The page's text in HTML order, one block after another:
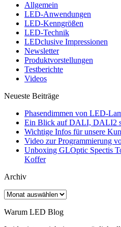
Allgemein
LED-Anwendungen
LED-Kenngrößen
LED-Technik
LEDclusive Impressionen
Newsletter
Produktvorstellungen
Testberichte
Videos
Neueste Beiträge
Phasendimmen von LED-
Ein Blick auf DALI, DALI2
Wichtige Infos für unsere
Video zur Programmierung
Unboxing GLOptic Spectis
Koffer
Archiv
Archiv
Warum LED Blog